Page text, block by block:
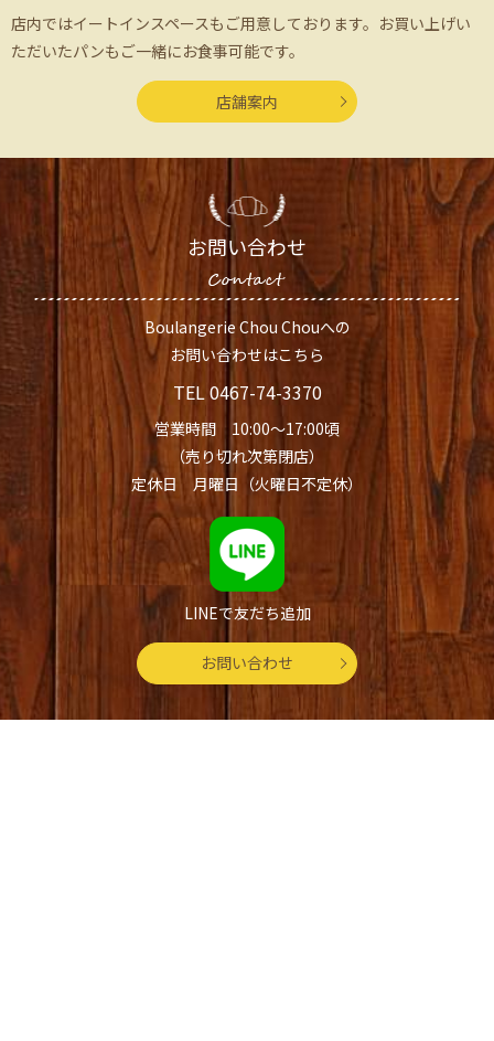
店内ではイートインスペースもご用意しております。 お買い上げい
ただいたパンもご一緒にお食事可能です。
店舗案内
お問い合わせ
Boulangerie Chou Chouへの
お問い合わせはこちら
TEL0467-74-3370
営業時間 10:00～17:00頃
（売り切れ次第閉店）
定休日 月曜日（火曜日不定休）
LINEで友だち追加
お問い合わせ